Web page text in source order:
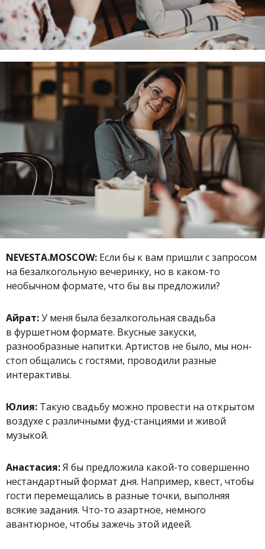
NEVESTA.MOSCOW: Если бы к вам пришли с запросом
на безалкогольную вечеринку, но в каком-то
необычном формате, что бы вы предложили?
Айрат:У меня была безалкогольная свадьба
в фуршетном формате. Вкусные закуски,
разнообразные напитки. Артистов не было, мы нон-
стоп общались с гостями, проводили разные
интерактивы.
Юлия: Такую свадьбу можно провести на открытом
воздухе с различными фуд-станциями и живой
музыкой.
Анастасия:Я бы предложила какой-то совершенно
нестандартный формат дня. Например, квест, чтобы
гости перемещались в разные точки, выполняя
всякие задания. Что-то азартное, немного
авантюрное, чтобы зажечь этой идеей.